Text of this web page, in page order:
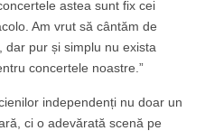
astea sunt fix cei
Am vrut să cântăm de
pur și simplu nu exista
concertele noastre.”
independenți nu doar un
ci o adevărată scenă pe